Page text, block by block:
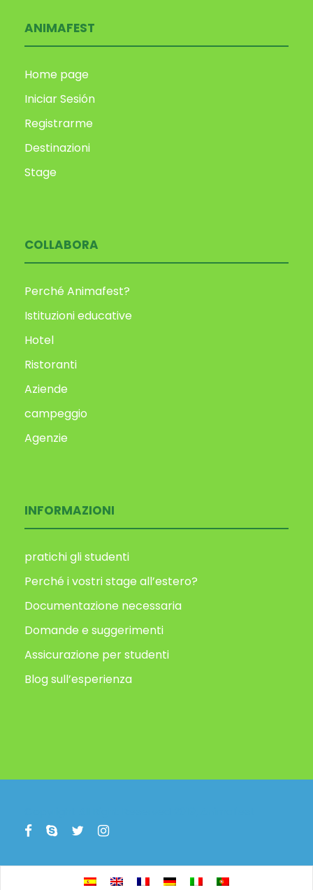
ANIMAFEST
Home page
Iniciar Sesión
Registrarme
Destinazioni
Stage
COLLABORA
Perché Animafest?
Istituzioni educative
Hotel
Ristoranti
Aziende
campeggio
Agenzie
INFORMAZIONI
pratichi gli studenti
Perché i vostri stage all’estero?
Documentazione necessaria
Domande e suggerimenti
Assicurazione per studenti
Blog sull’esperienza